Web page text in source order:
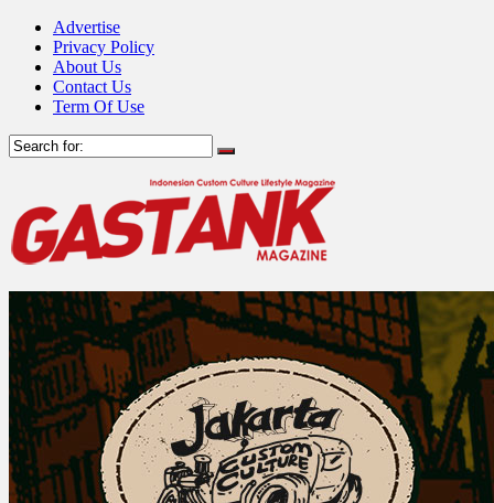
Advertise
Privacy Policy
About Us
Contact Us
Term Of Use